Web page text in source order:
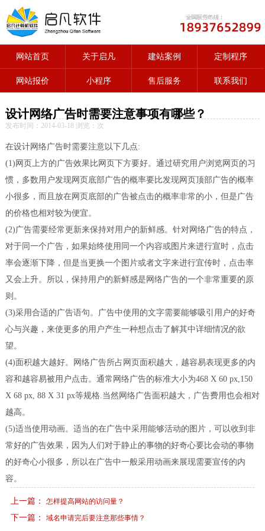
网站首页 关于启凡 建站案例 定制程序
网站报价 小程序 售后服务 联系我们
设计网络广告时需要注意事项有哪些？
发布时间：2014-03-18 浏览： 次
在设计网络广告时需要注意以下几点:
(1)网页上方的广告效果比网页下方要好。通过研究用户浏览网页的习
惯，多数用户发现网页底部广告的概率要比发现网页顶部广告的概率
小很多，而且放在网页底部的广告被点击的概率非常的小，但是广告
的价格也相对较为便宜。
(2)广告需要经常更新来保持对用户的新鲜感。针对网络广告的特点，
对于同一个广告，如果始终使用同一个内容或图片来进行宣时，点击
率会逐渐下降，但是当更换一个图片或者文字来进行宜传时，点击率
又会上升。所以，保持用户的新鲜感是网络广告的一个非常重要的原
则。
(3)采用合适的广告语句。广告中使用的文字需要能够吸引用户的好奇
心与兴趣，来使更多的用户产生一种想点击了解其中详细情况的欲
望。
(4)面积越大越好。网络广告所占网页面积越大，越容易表现更多的内
容和越容易被用户点击。通常网络广告的标准大小为468 X 60 px,150
X 68 px, 88 X 31 px等规格.当然网络广告面积越大，广告费用也会相对
越高。
(5)适当使用动画。适当的在广告中采用能够活动的图片，可以收到非
常好的广告效果，因为人们对于静止的事物的好奇心要比会动的事物
的好奇心小很多，所以在广告中一般采用动画来展现需要宣传的内
容。
上一篇： 怎样提高网站的访问量？
下一篇： 域名申请完后要注意那些事情？